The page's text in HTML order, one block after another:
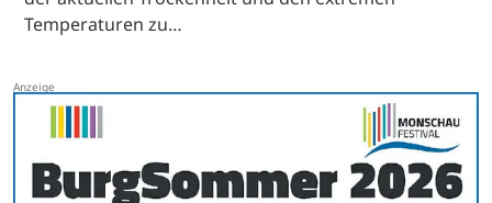
Temperaturen zu…